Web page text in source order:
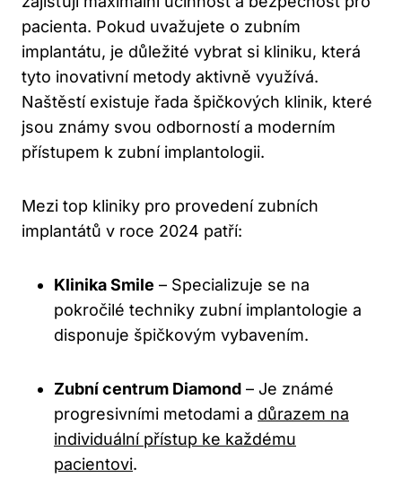
pacienta. Pokud uvažujete o zubním
implantátu, je důležité vybrat si kliniku, která
tyto inovativní metody aktivně využívá.
Naštěstí existuje řada špičkových klinik, které
jsou známy svou odborností a moderním
přístupem k zubní implantologii.
Mezi top kliniky pro provedení zubních
implantátů v roce 2024 patří:
Klinika Smile – Specializuje se na
pokročilé techniky zubní implantologie a
disponuje špičkovým vybavením.
Zubní centrum Diamond – Je známé
progresivními metodami a důrazem na
individuální přístup ke každému
pacientovi.